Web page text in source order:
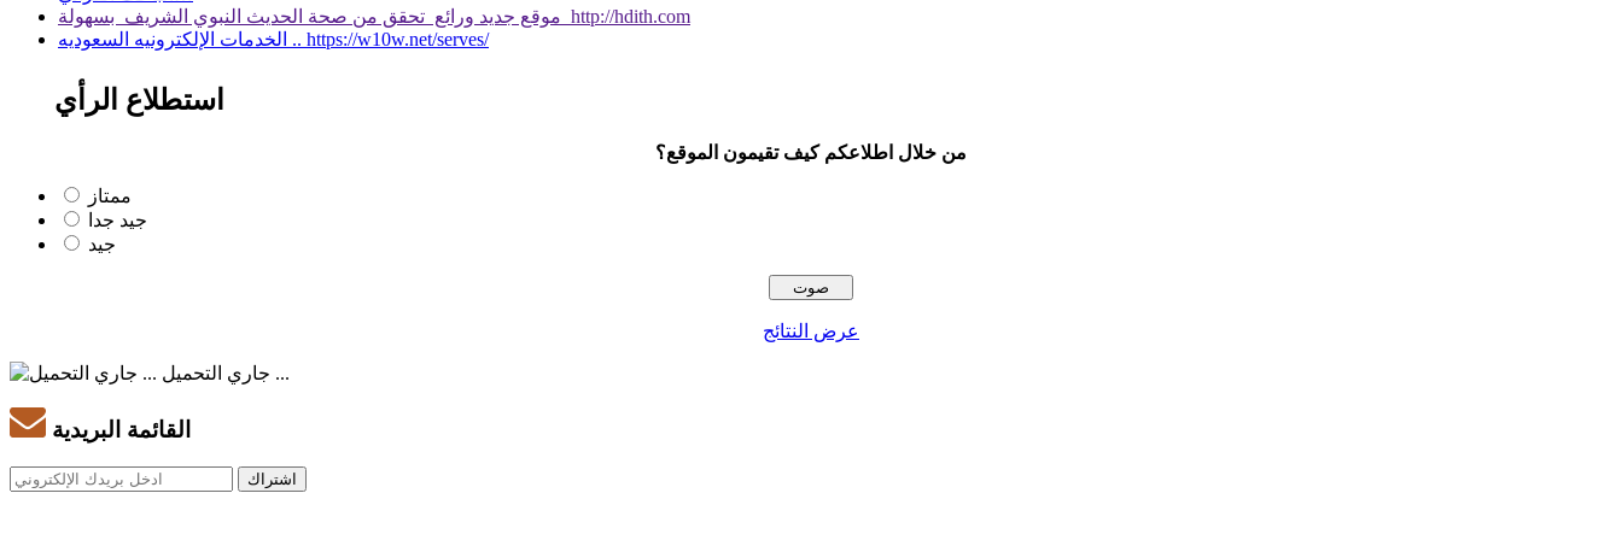
موقع جديد ورائع تحقق من صحة الحديث النبوي الشريف بسهولة http://hdith.com
الخدمات الإلكترونيه السعوديه .. https://w10w.net/serves/
استطلاع الرأي
من خلال اطلاعكم كيف تقيمون الموقع؟
ممتاز
جيد جدا
جيد
عرض النتائج
جاري التحميل ...
القائمة البريدية